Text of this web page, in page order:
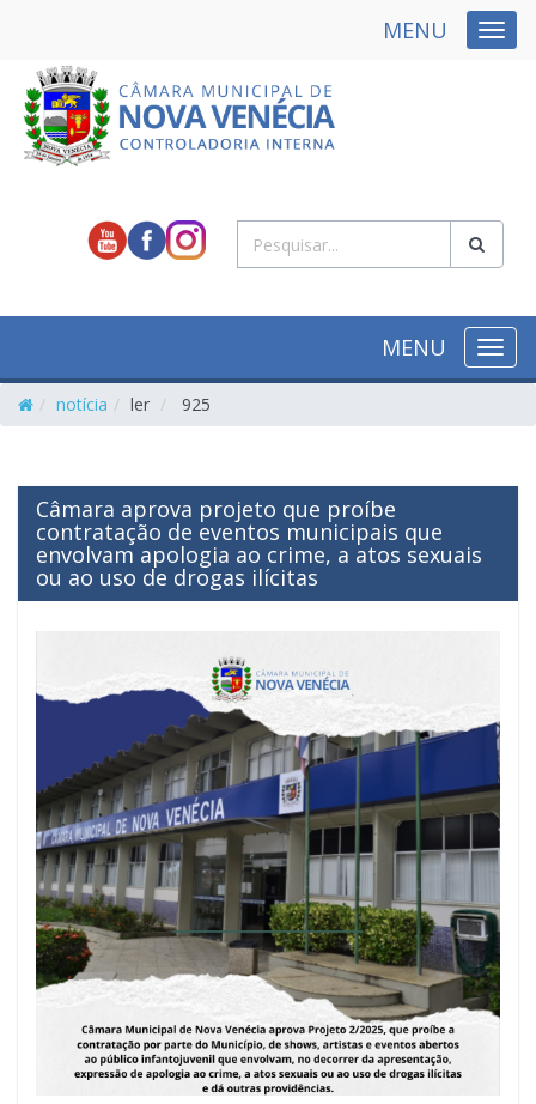
MENU
MENU
notícia ler 925
Câmara aprova projeto que proíbe
contratação de eventos municipais que
envolvam apologia ao crime, a atos sexuais
ou ao uso de drogas ilícitas